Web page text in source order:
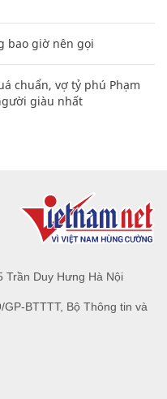
bao giờ nên gọi
chuẩn, vợ tỷ phú Phạm
giàu nhất
Trần Duy Hưng Hà Nội
BTTTT, Bộ Thông tin và